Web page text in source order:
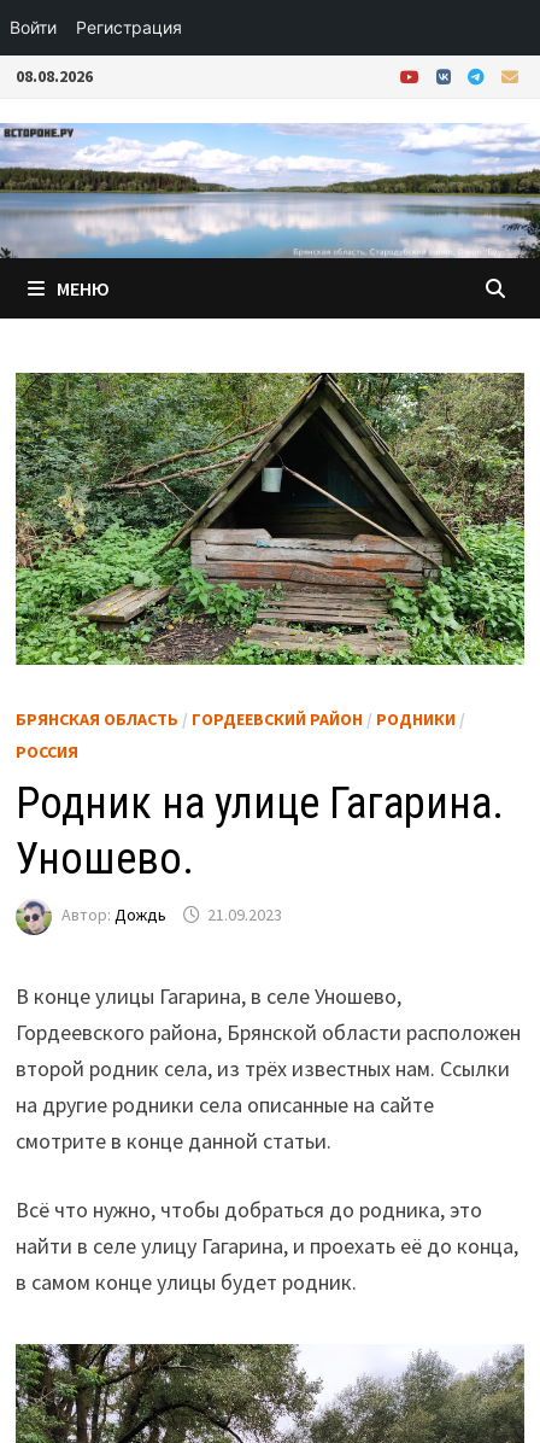
Войти Регистрация
Перейти
содержимому
08.08.2026
МЕНЮ
БРЯНСКАЯ ОБЛАСТЬ / ГОРДЕЕВСКИЙ РАЙОН/ РОДНИКИ/
РОССИЯ
Родник на улице Гагарина.
Уношево.
Автор: Дождь 21.09.2023
В конце улицы Гагарина, в селе Уношево,
Гордеевского района, Брянской области расположен
второй родник села, из трёх известных нам. Ссылки
на другие родники села описанные на сайте
смотрите в конце данной статьи.
Всё что нужно, чтобы добраться до родника, это
найти в селе улицу Гагарина, и проехать её до конца,
в самом конце улицы будет родник.